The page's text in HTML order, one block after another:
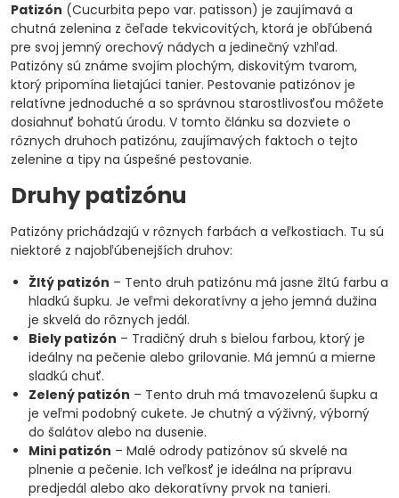
Patizón (Cucurbita pepo var. patisson) je zaujímavá a
chutná zelenina z čeľade tekvicovitých, ktorá je obľúbená
pre svoj jemný orechový nádych a jedinečný vzhľad.
Patizóny sú známe svojím plochým, diskovitým tvarom,
ktorý pripomína lietajúci tanier. Pestovanie patizónov je
relatívne jednoduché a so správnou starostlivosťou môžete
dosiahnuť bohatú úrodu. V tomto článku sa dozviete o
rôznych druhoch patizónu, zaujímavých faktoch o tejto
zelenine a tipy na úspešné pestovanie.
Druhy patizónu
Patizóny prichádzajú v rôznych farbách a veľkostiach. Tu sú
niektoré z najobľúbenejších druhov:
Žltý patizón – Tento druh patizónu má jasne žltú farbu a
hladkú šupku. Je veľmi dekoratívny a jeho jemná dužina
je skvelá do rôznych jedál.
Biely patizón – Tradičný druh s bielou farbou, ktorý je
ideálny na pečenie alebo grilovanie. Má jemnú a mierne
sladkú chuť.
Zelený patizón – Tento druh má tmavozelenú šupku a
je veľmi podobný cukete. Je chutný a výživný, výborný
do šalátov alebo na dusenie.
Mini patizón – Malé odrody patizónov sú skvelé na
plnenie a pečenie. Ich veľkosť je ideálna na prípravu
predjedál alebo ako dekoratívny prvok na tanieri.